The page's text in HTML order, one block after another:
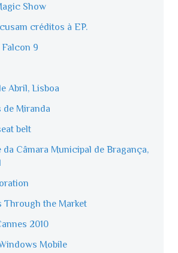
Show
créditos à EP.
9
Abril, Lisboa
de Miranda
belt
da Câmara Municipal de Bragança,
Through the Market
2010
Mobile